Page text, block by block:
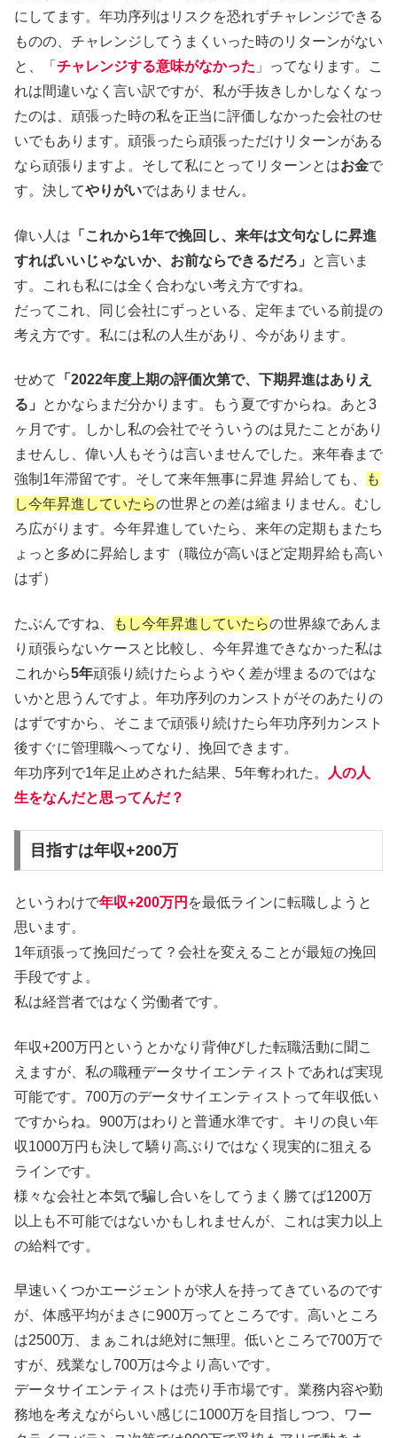
にしてます。年功序列はリスクを恐れずチャレンジできる
ものの、チャレンジしてうまくいった時のリターンがない
と、「 チャレンジする意味がなかった 」ってなります。こ
れは間違いなく言い訳ですが、私が手抜きしかしなくなっ
たのは、頑張った時の私を正当に評価しなかった会社のせ
いでもあります。頑張ったら頑張っただけリターンがある
なら頑張りますよ。そして私にとってリターンとはお金で
す。決してやりがいではありません。
偉い人は 「これから1年で挽回し、来年は文句なしに昇進
すればいいじゃないか、お前ならできるだろ」
と言いま
す。これも私には全く合わない考え方ですね。
だってこれ、同じ会社にずっといる、定年までいる前提の
考え方です。私には私の人生があり、今があります。
せめて
「2022年度上期の評価次第で、下期昇進はありえ
る」
とかならまだ分かります。もう夏ですからね。あと3
ヶ月です。しかし私の会社でそういうのは見たことがあり
ませんし、偉い人もそうは言いませんでした。来年春まで
強制1年滞留です。そして来年無事に昇進 昇給しても、
も
し今年昇進していたらの世界との差は縮まりません。むし
ろ広がります。今年昇進していたら、来年の定期もまたち
ょっと多めに昇給します（職位が高いほど定期昇給も高い
はず）
たぶんですね、 もし今年昇進していたらの世界線であんま
り頑張らないケースと比較し、今年昇進できなかった私は
これから5年頑張り続けたらようやく差が埋まるのではな
いかと思うんですよ。年功序列のカンストがそのあたりの
はずですから、そこまで頑張り続けたら年功序列カンスト
後すぐに管理職へってなり、挽回できます。
年功序列で1年足止めされた結果、5年奪われた。
人の人
生をなんだと思ってんだ？
目指すは年収+200万
というわけで年収+200万円 を最低ラインに転職しようと
思います。
1年頑張って挽回だって？会社を変えることが最短の挽回
手段ですよ。
私は経営者ではなく労働者です。
年収+200万円というとかなり背伸びした転職活動に聞こ
えますが、私の職種データサイエンティストであれば実現
可能です。700万のデータサイエンティストって年収低い
ですからね。900万はわりと普通水準です。キリの良い年
収1000万円も決して驕り高ぶりではなく現実的に狙える
ラインです。
様々な会社と本気で騙し合いをしてうまく勝てば1200万
以上も不可能ではないかもしれませんが、これは実力以上
の給料です。
早速いくつかエージェントが求人を持ってきているのです
が、体感平均がまさに900万ってところです。高いところ
は2500万、まぁこれは絶対に無理。低いところで700万で
すが、残業なし700万は今より高いです。
データサイエンティストは売り手市場です。業務内容や勤
務地を考えながらいい感じに1000万を目指しつつ、ワー